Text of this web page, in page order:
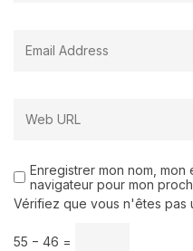
Enregistrer mon nom, mon
navigateur pour mon
Vérifiez que vous n'êtes pas
55 − 46 =